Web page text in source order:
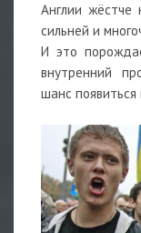
Англии жёстче
сильней и
И это
внутренний
шанс